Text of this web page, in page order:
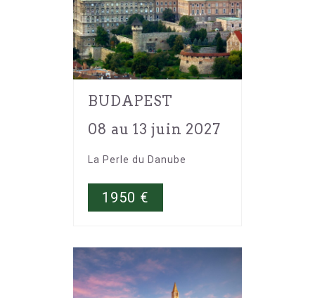
BUDAPEST
08 au 13 juin 2027
La Perle du Danube
1950 €